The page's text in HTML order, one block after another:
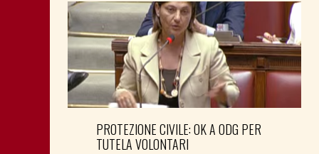
PROTEZIONE CIVILE: OK A ODG PER
TUTELA VOLONTARI